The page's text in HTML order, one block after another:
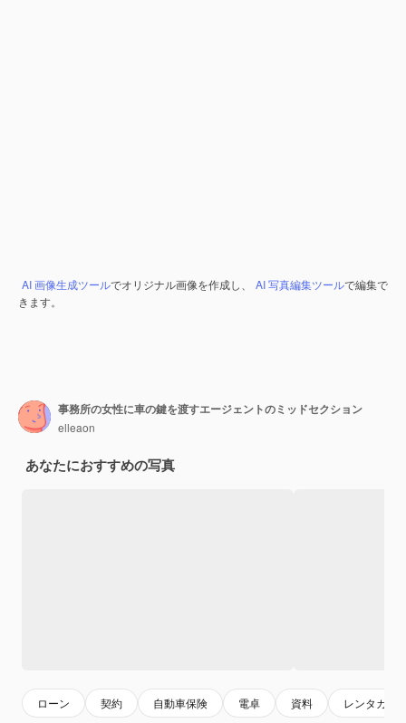
AI 画像生成ツールでオリジナル画像を作成し、 AI 写真編集ツールで編集で
きます。
事務所の女性に車の鍵を渡すエージェントのミッドセクション
elleaon
あなたにおすすめの写真
ローン 契約 自動車保険 電卓 資料 レンタカー